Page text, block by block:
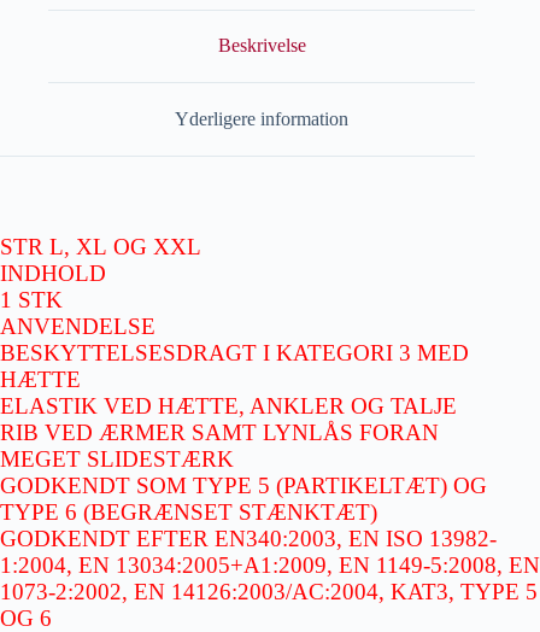
Beskrivelse
Yderligere information
STR L, XL OG XXL
INDHOLD
1 STK
ANVENDELSE
BESKYTTELSESDRAGT I KATEGORI 3 MED
HÆTTE
ELASTIK VED HÆTTE, ANKLER OG TALJE
RIB VED ÆRMER SAMT LYNLÅS FORAN
MEGET SLIDESTÆRK
GODKENDT SOM TYPE 5 (PARTIKELTÆT) OG
TYPE 6 (BEGRÆNSET STÆNKTÆT)
GODKENDT EFTER EN340:2003, EN ISO 13982-
1:2004, EN 13034:2005+A1:2009, EN 1149-5:2008, EN
1073-2:2002, EN 14126:2003/AC:2004, KAT3, TYPE 5
OG 6